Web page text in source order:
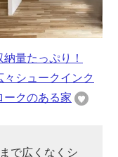
納量たっぷり！
々シュークインク
ークのある家
で広くなくシ